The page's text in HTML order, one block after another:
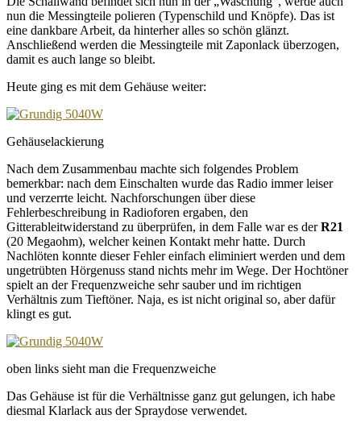
nun die Messingteile polieren (Typenschild und Knöpfe). Das ist
eine dankbare Arbeit, da hinterher alles so schön glänzt.
Anschließend werden die Messingteile mit Zaponlack überzogen,
damit es auch lange so bleibt.
Heute ging es mit dem Gehäuse weiter:
Gehäuselackierung
Nach dem Zusammenbau machte sich folgendes Problem
bemerkbar: nach dem Einschalten wurde das Radio immer leiser
und verzerrte leicht. Nachforschungen über diese
Fehlerbeschreibung in Radioforen ergaben, den
Gitterableitwiderstand zu überprüfen, in dem Falle war es derR21
(20 Megaohm), welcher keinen Kontakt mehr hatte. Durch
Nachlöten konnte dieser Fehler einfach eliminiert werden und dem
ungetrübten Hörgenuss stand nichts mehr im Wege. Der Hochtöner
spielt an der Frequenzweiche sehr sauber und im richtigen
Verhältnis zum Tieftöner. Naja, es ist nicht original so, aber dafür
klingt es gut.
oben links sieht man die Frequenzweiche
Das Gehäuse ist für die Verhältnisse ganz gut gelungen, ich habe
diesmal Klarlack aus der Spraydose verwendet.